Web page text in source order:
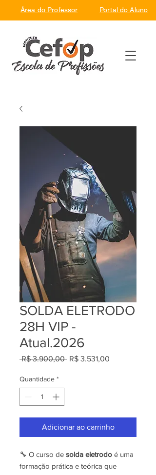
Área do Professor Portal do Aluno
SOLDA ELETRODO
28H VIP -
Atual.2026
R$ 3.900,00 Preço
R$ 3.531,00
Quantidade *
Adicionar ao carrinho
🔧 O curso de solda eletrodo é uma
formação prática e teórica que